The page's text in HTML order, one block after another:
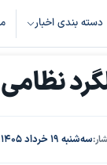
دسته بندی اخبار
نظامی
سه‌شنبه ۱۹ خرداد ۱۴۰۵، ساعت ۹:۲۰